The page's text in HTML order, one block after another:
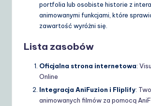
portfolia lub osobiste historie z
animowanymi funkcjami, które
zawartość wyróżni się.
Lista zasobów
Oficjalna strona internetowa:
Online
Integracja AniFuzion i Fliplify:
animowanych filmów za pomocą